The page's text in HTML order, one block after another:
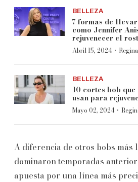
BELLEZA
7 formas de
como Jennifer
rejuvenecer el
Abril 15, 2024 ·
BELLEZA
10 cortes bob
usan para
Mayo 02, 2024 ·
A diferencia de otros bobs más
dominaron temporadas
apuesta por una línea más